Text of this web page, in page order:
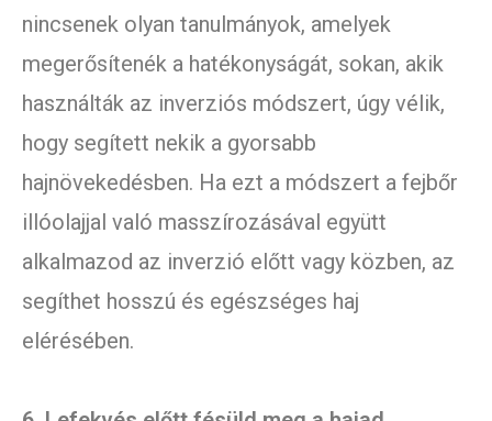
nincsenek olyan tanulmányok, amelyek
megerősítenék a hatékonyságát, sokan, akik
használták az inverziós módszert, úgy vélik,
hogy segített nekik a gyorsabb
hajnövekedésben. Ha ezt a módszert a fejbőr
illóolajjal való masszírozásával együtt
alkalmazod az inverzió előtt vagy közben, az
segíthet hosszú és egészséges haj
elérésében.